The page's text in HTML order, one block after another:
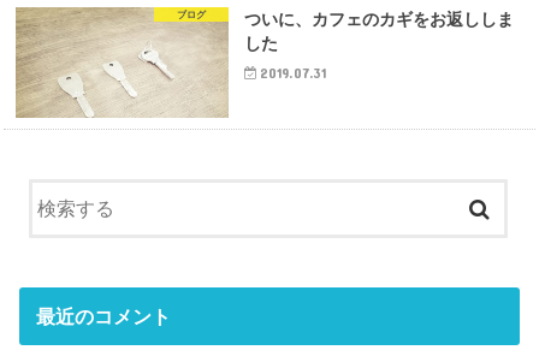
ブログ
ついに、カフェのカギをお返ししま
した
2019.07.31
最近のコメント